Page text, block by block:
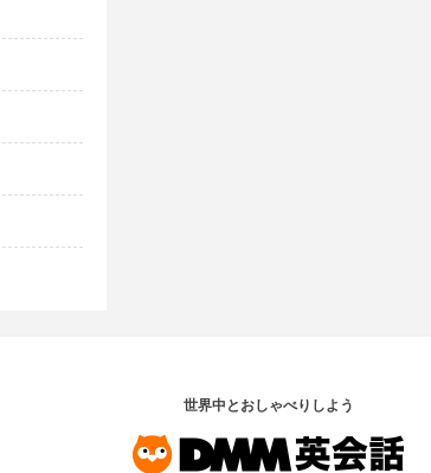
世界中とおしゃべりしよう